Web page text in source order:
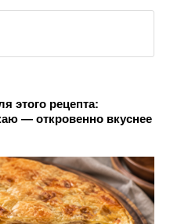
этого рецепта:
— откровенно вкуснее